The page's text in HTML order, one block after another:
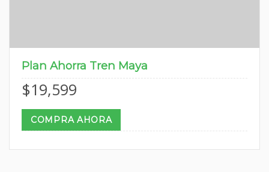
Plan Ahorra Tren Maya
$19,599
COMPRA AHORA